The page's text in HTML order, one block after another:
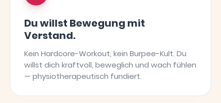
Du willst Bewegung mit
Verstand.
Kein Hardcore-Workout, kein Burpee-Kult. Du
willst dich kraftvoll, beweglich und wach fühlen
— physiotherapeutisch fundiert.